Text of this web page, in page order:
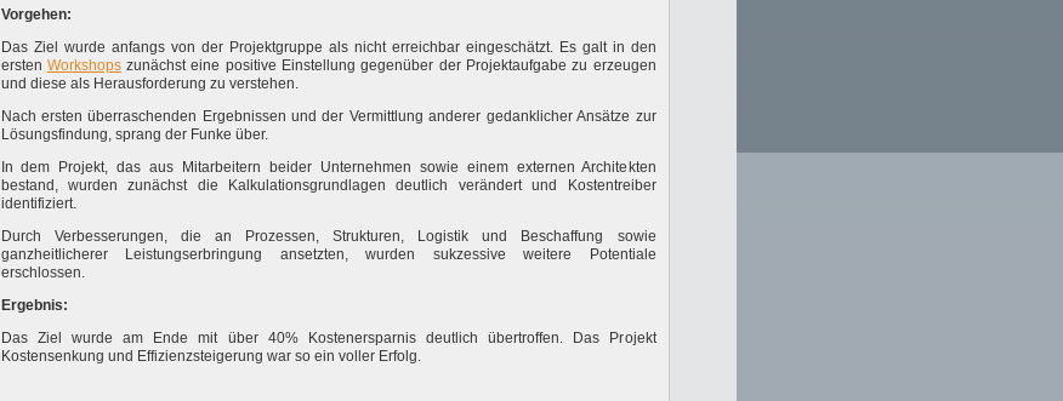
Vorgehen:
Das Ziel wurde anfangs von der Projektgruppe als nicht erreichbar eingeschätzt. Es galt in den
ersten Workshopszunächst eine positive Einstellung gegenüber der Projektaufgabe zu erzeugen
und diese als Herausforderung zu verstehen.
Nach ersten überraschenden Ergebnissen und der Vermittlung anderer gedanklicher Ansätze zur
Lösungsfindung, sprang der Funke über.
In dem Projekt, das aus Mitarbeitern beider Unternehmen sowie einem externen Architekten
bestand, wurden zunächst die Kalkulationsgrundlagen deutlich verändert und Kostentreiber
identifiziert.
Durch Verbesserungen, die an Prozessen, Strukturen, Logistik und Beschaffung sowie
ganzheitlicherer Leistungserbringung ansetzten, wurden sukzessive weitere Potentiale
erschlossen.
Ergebnis:
Das Ziel wurde am Ende mit über 40% Kostenersparnis deutlich übertroffen. Das Projekt
Kostensenkung und Effizienzsteigerung war so ein voller Erfolg.